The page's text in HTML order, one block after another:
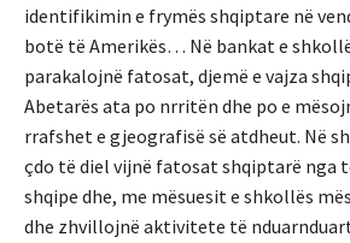
identifikimin e frymës shqiptare në
botë të Amerikës… Në bankat e
parakalojnë fatosat, djemë e vajza
Abetarës ata po nrritën dhe po e
rrafshet e gjeografisë së atdheut. Në
çdo të diel vijnë fatosat shqiptarë nga
shqipe dhe, me mësuesit e shkollës
dhe zhvillojnë aktivitete të